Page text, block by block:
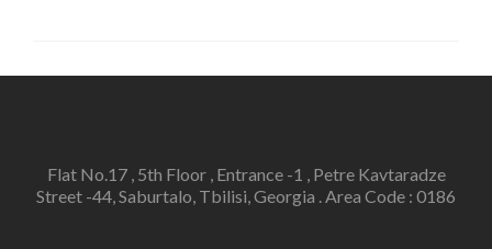
Flat No.17 , 5th Floor , Entrance -1 , Petre Kavtaradze
Street -44, Saburtalo, Tbilisi, Georgia . Area Code : 0186